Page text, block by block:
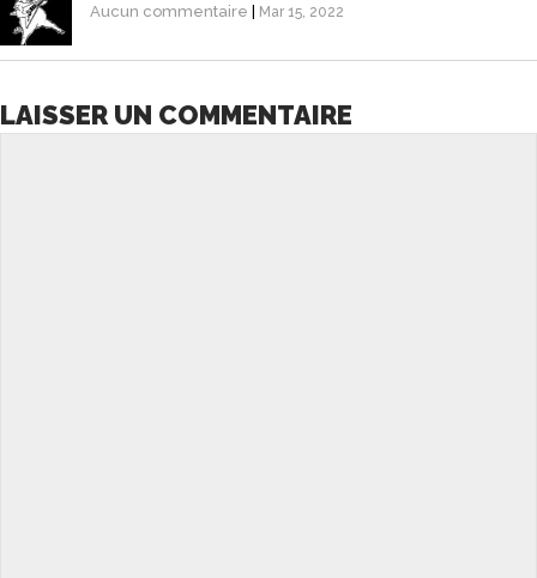
Aucun commentaire Mar 15, 2022
LAISSER UN COMMENTAIRE